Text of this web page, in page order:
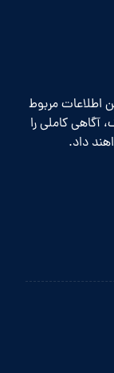
اطلاعات مربوط
کاملی را
داد.